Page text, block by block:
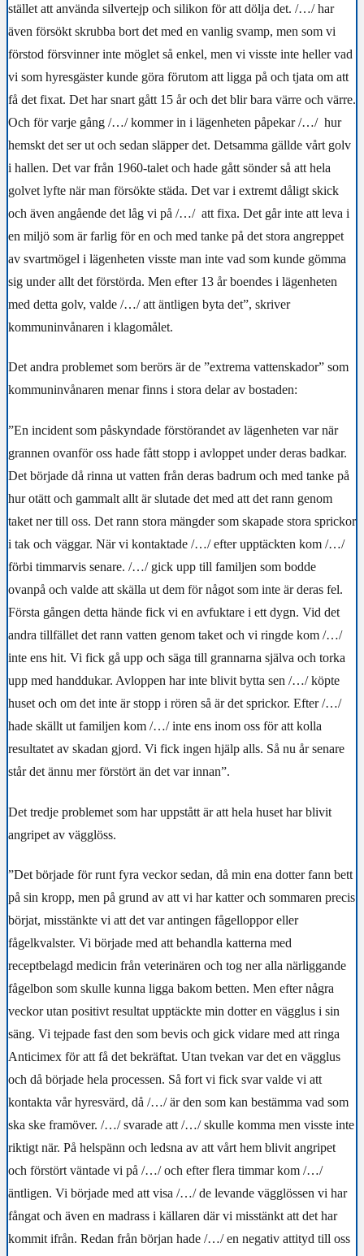
stället att använda silvertejp och silikon för att dölja det. /…/ har
även försökt skrubba bort det med en vanlig svamp, men som vi
förstod försvinner inte möglet så enkel, men vi visste inte hellervad
vi som hyresgäster kunde göra förutom att ligga på och tjata om att
få det fixat. Det har snart gått 15 år och det blir bara värre och värre.
Och för varje gång /…/ kommer in i lägenheten påpekar /…/ hur
hemskt det ser ut och sedan släpper det. Detsamma gällde vårt golv
i hallen. Det var från 1960-talet och hade gått sönder så att hela
golvet lyfte när man försökte städa. Det var i extremt dåligt skick
och även angående det låg vi på /…/ att fixa. Det går inte att leva i
en miljö som är farlig för en och med tanke på det stora angreppet
av svartmögel i lägenheten visste man inte vad som kunde gömma
sig under allt det förstörda. Men efter 13 år boendes i lägenheten
med detta golv, valde /…/ att äntligen byta det”, skriver
kommuninvånaren i klagomålet.
Det andra problemet som berörs är de ”extrema vattenskador” som
kommuninvånaren menar finns i stora delar av bostaden:
”En incident som påskyndade förstörandet av lägenheten var när
grannen ovanför oss hade fått stopp i avloppet under deras badkar.
Det började då rinna ut vatten från deras badrum och med tanke på
hur otätt och gammalt allt är slutade det med att det rann genom
taket ner till oss. Det rann stora mängder som skapade stora sprickor
i tak och väggar. När vi kontaktade /…/efter upptäckten kom /…/
förbi timmarvis senare. /…/gick upp till familjen som bodde
ovanpå och valde att skälla ut dem för något som inte är deras fel.
Första gången detta hände fick vi en avfuktare i ett dygn. Vid det
andra tillfället det rann vatten genom taket och vi ringde kom /…/
inte ens hit. Vi fick gå upp och säga till grannarna själva och torka
upp med handdukar. Avloppen har inte blivit bytta sen /…/köpte
huset och om det inte är stopp i rören så är det sprickor. Efter/…/
hade skällt ut familjen kom /…/inte ens inom oss för att kolla
resultatet av skadan gjord. Vi fick ingen hjälp alls. Så nu år senare
står det ännu mer förstört än det var innan”.
Det tredje problemet som har uppstått är att hela huset har blivit
angripet av vägglöss.
”Det började för runt fyra veckor sedan, då min ena dotter fann bett
på sin kropp, men på grund av att vi har katter och sommaren precis
börjat, misstänkte vi att det var antingen fågelloppor eller
fågelkvalster. Vi började med att behandla katterna med
receptbelagd medicin från veterinären och tog ner alla närliggande
fågelbon som skulle kunna ligga bakom betten. Men efter några
veckor utan positivt resultat upptäckte min dotter en vägglus i sin
säng. Vi tejpade fast den som bevis och gick vidare med att ringa
Anticimex för att få det bekräftat. Utan tvekan var det en vägglus
och då började hela processen. Så fort vi fick svar valde vi att
kontakta vår hyresvärd, då /…/är den som kan bestämma vad som
ska ske framöver. /…/svarade att /…/skulle komma men visste inte
riktigt när. På helspänn och ledsna av att vårt hem blivit angripet
och förstört väntade vi på /…/och efter flera timmar kom /…/
äntligen. Vi började med att visa /…/de levande vägglössen vi har
fångat och även en madrass i källaren där vi misstänkt att det har
kommit ifrån. Redan från början hade /…/en negativ attityd till oss